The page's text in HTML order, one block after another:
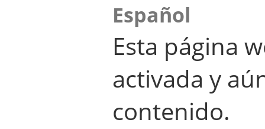
Español
Esta página
activada y
contenido.